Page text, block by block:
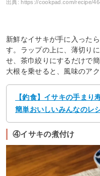
出典:https://cookpad.com/recipe/
新鮮なイサキが手に入った
す。ラップの上に、薄切り
せ、茶巾絞りにするだけで
大根を乗せると、風味のア
【釣食】イサキの手まり
簡単おいしいみんなのレ
④イサキの煮付け